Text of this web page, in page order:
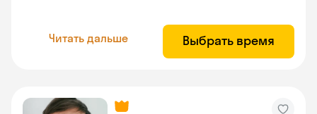
Читать дальше Выбрать время